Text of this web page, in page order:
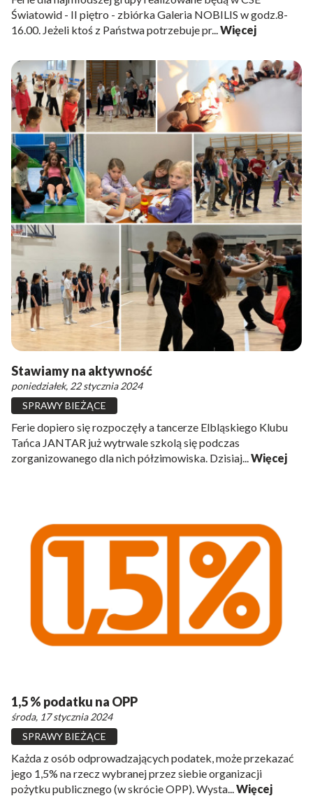
Światowid - II piętro - zbiórka Galeria NOBILIS w godz.8-
16.00. Jeżeli ktoś z Państwa potrzebuje pr... Więcej
Stawiamy na aktywność
poniedziałek, 22 stycznia 2024
SPRAWY BIEŻĄCE
Ferie dopiero się rozpoczęły a tancerze Elbląskiego Klubu
Tańca JANTAR już wytrwale szkolą się podczas
zorganizowanego dla nich półzimowiska. Dzisiaj... Więcej
1,5 % podatku na OPP
środa, 17 stycznia 2024
SPRAWY BIEŻĄCE
Każda z osób odprowadzających podatek, może przekazać
jego 1,5% na rzecz wybranej przez siebie organizacji
pożytku publicznego (w skrócie OPP). Wysta...Więcej